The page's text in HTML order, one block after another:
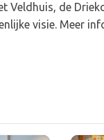
Veldhuis, de
visie. Meer